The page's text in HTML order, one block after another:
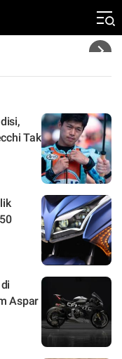
Jelas
Tak
Aspar